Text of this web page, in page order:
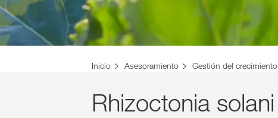
Inicio Asesoramiento Gestión del crecimiento
Rhizoctonia solani